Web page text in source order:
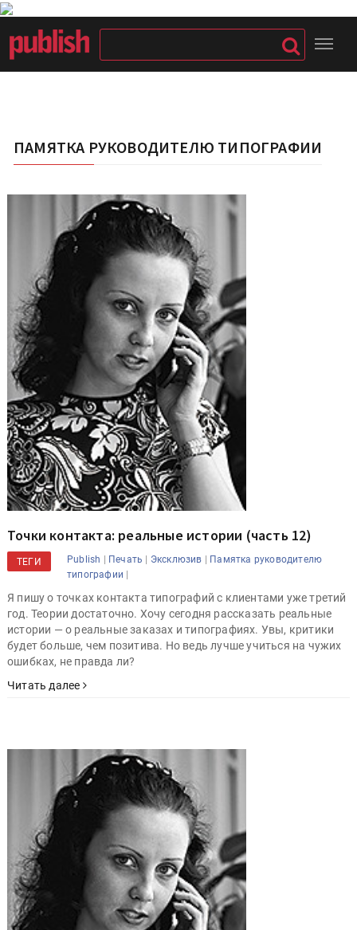
ПАМЯТКА РУКОВОДИТЕЛЮ ТИПОГРАФИИ
Точки контакта: реальные истории (часть 12)
ТЕГИ Publish | Печать | Эксклюзив | Памятка руководителю
типографии |
Я пишу о точках контакта типографий с клиентами уже третий
год. Теории достаточно. Хочу сегодня рассказать реальные
истории — о реальные заказах и типографиях. Увы, критики
будет больше, чем позитива. Но ведь лучше учиться на чужих
ошибках, не правда ли?
Читать далее